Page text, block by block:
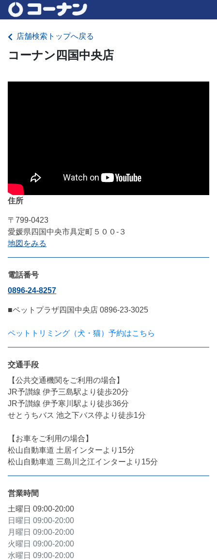
店舗検索トップへ戻る
コーナン四国中央店
住所
〒799-0423
愛媛県四国中央市具定町５００-３
地図をみる
電話番号
0896-24-8257
■ペットプラザ四国中央店 0896-23-3025
ペットトリミング（犬・猫）予約はこちら
交通手段
【公共交通機関をご利用の場合】
JR予讃線 伊予三島駅より徒歩20分
JR予讃線 伊予寒川駅より徒歩36分
せとうちバス 池之下バス停より徒歩1分
【お車をご利用の場合】
松山自動車道 土居インターより15分
松山自動車道 三島川之江インターより15分
営業時間
土曜日 09:00-20:00
日曜日 09:00-20:00
月曜日 09:00-20:00
火曜日 09:00-20:00
水曜日 09:00-20:00